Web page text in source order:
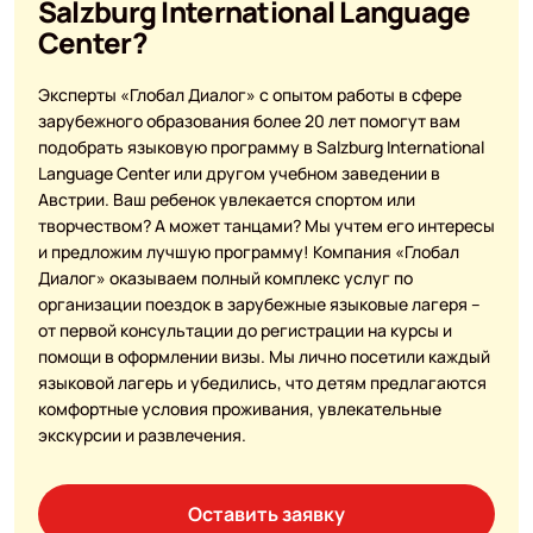
Salzburg International Language
Center?
Эксперты «Глобал Диалог» с опытом работы в сфере
зарубежного образования более 20 лет помогут вам
подобрать языковую программу в Salzburg International
Language Center или другом учебном заведении в
Австрии. Ваш ребенок увлекается спортом или
творчеством? А может танцами? Мы учтем его интересы
и предложим лучшую программу! Компания «Глобал
Диалог» оказываем полный комплекс услуг по
организации поездок в зарубежные языковые лагеря –
от первой консультации до регистрации на курсы и
помощи в оформлении визы. Мы лично посетили каждый
языковой лагерь и убедились, что детям предлагаются
комфортные условия проживания, увлекательные
экскурсии и развлечения.
Оставить заявку